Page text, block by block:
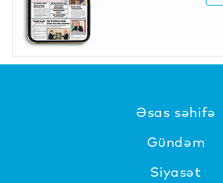
Əsas səhifə
Gündəm
Siyasət